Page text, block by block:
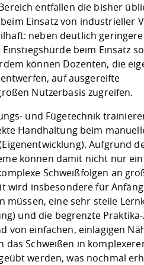
entfallen die bisher
Einsatz von industrieller
neben deutlich
beim Einsatz
können Dozenten, die
auf ausgereifte
Nutzerbasis zugreifen.
und Fügetechnik
Handhaltung beim
Aufgrund
können damit nicht nur
Schweißfolgen an
wird insbesondere für
müssen, eine sehr steile
und die begrenzte
von einfachen, einlagigen
das Schweißen in
werden, was nochmal